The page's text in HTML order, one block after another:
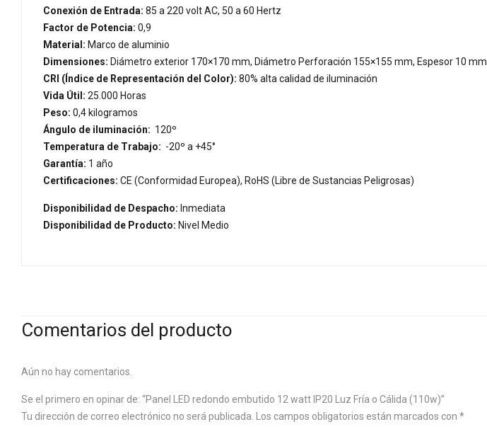
Conexión de Entrada: 85 a 220 volt AC, 50 a 60 Hertz
Factor de Potencia: 0,9
Material: Marco de aluminio
Dimensiones: Diámetro exterior 170×170 mm, Diámetro Perforación 155×155 mm, Espesor 10 mm
CRI (Índice de Representación del Color): 80% alta calidad de iluminación
Vida Útil: 25.000 Horas
Peso: 0,4 kilogramos
Ángulo de iluminación: 120º
Temperatura de Trabajo: -20º a +45°
Garantía: 1 año
Certificaciones: CE (Conformidad Europea), RoHS (Libre de Sustancias Peligrosas)
Disponibilidad de Despacho: Inmediata
Disponibilidad de Producto: Nivel Medio
Comentarios del producto
Aún no hay comentarios.
Se el primero en opinar de: “Panel LED redondo embutido 12 watt IP20 Luz Fría o Cálida (110w)”
Tu dirección de correo electrónico no será publicada.
Los campos obligatorios están marcados con *